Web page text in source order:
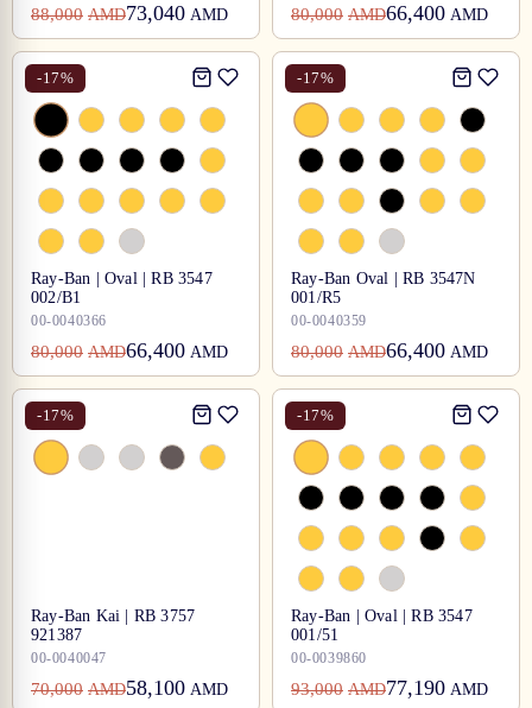
88,000 AMD73,040 AMD 80,000 AMD66,400 AMD
-17%
Ray-Ban | Oval | RB 3547
002/B1
00-0040366
80,000 AMD66,400 AMD
-17%
Ray-Ban Oval | RB 3547N
001/R5
00-0040359
80,000 AMD66,400 AMD
-17%
Ray-Ban Kai | RB 3757
921387
00-0040047
70,000 AMD58,100 AMD
-17%
Ray-Ban | Oval | RB 3547
001/51
00-0039860
93,000 AMD77,190 AMD